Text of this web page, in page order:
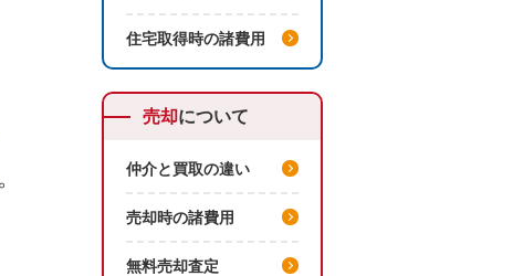
。
住宅取得時の諸費用
売却について
仲介と買取の違い
売却時の諸費用
無料売却査定